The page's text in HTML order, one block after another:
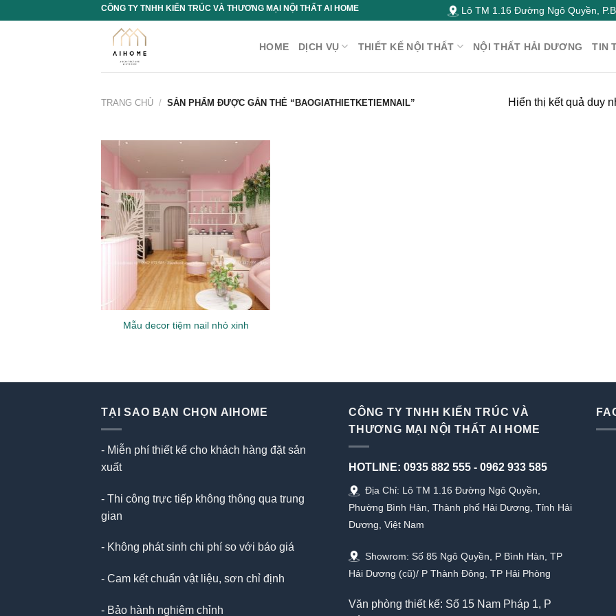
CÔNG TY TNHH KIẾN TRÚC VÀ THƯƠNG MẠI NỘI THẤT AI HOME Lô TM 1.16 Đường Ngô Quyền,
HOME DỊCH VỤ THIẾT KẾ NỘI THẤT NỘI THẤT HẢI DƯƠNG TIN
TRANG CHỦ / SẢN PHẨM ĐƯỢC GẮN THẺ “BAOGIATHIETKETIEMNAIL” Hiển thị kết quả duy
Mẫu decor tiệm nail nhỏ xinh
TẠI SAO BẠN CHỌN AIHOME
- Miễn phí thiết kế cho khách hàng đặt sản
xuất
- Thi công trực tiếp không thông qua trung
gian
- Không phát sinh chi phí so với báo giá
- Cam kết chuẩn vật liệu, sơn chỉ định
- Bảo hành nghiêm chỉnh
CÔNG TY TNHH KIẾN TRÚC VÀ
THƯƠNG MẠI NỘI THẤT AI HOME
HOTLINE: 0935 882 555 - 0962 933 585
Địa Chỉ: Lô TM 1.16 Đường Ngô Quyền,
Phường Bình Hàn, Thành phố Hải Dương, Tỉnh Hải
Dương, Việt Nam
Showrom: Số 85 Ngô Quyền, P Bình Hàn, TP
Hải Dương (cũ)/ P Thành Đông, TP Hải Phòng
Văn phòng thiết kế: Số 15 Nam Pháp 1, P